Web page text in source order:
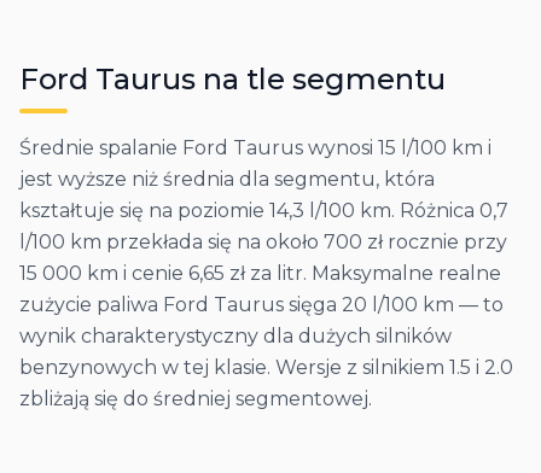
Ford Taurus na tle segmentu
Średnie spalanie Ford Taurus wynosi 15 l/100 km i
jest wyższe niż średnia dla segmentu, która
kształtuje się na poziomie 14,3 l/100 km. Różnica 0,7
l/100 km przekłada się na około 700 zł rocznie przy
15 000 km i cenie 6,65 zł za litr. Maksymalne realne
zużycie paliwa Ford Taurus sięga 20 l/100 km — to
wynik charakterystyczny dla dużych silników
benzynowych w tej klasie. Wersje z silnikiem 1.5 i 2.0
zbliżają się do średniej segmentowej.